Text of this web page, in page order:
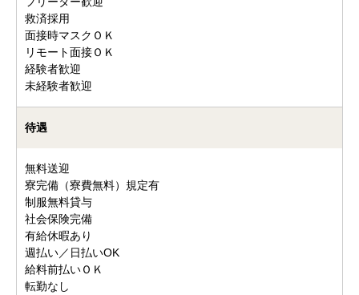
救済採用
面接時マスクＯＫ
リモート面接ＯＫ
経験者歓迎
未経験者歓迎
待遇
無料送迎
寮完備（寮費無料）規定有
制服無料貸与
社会保険完備
有給休暇あり
週払い／日払いOK
給料前払いＯＫ
転勤なし